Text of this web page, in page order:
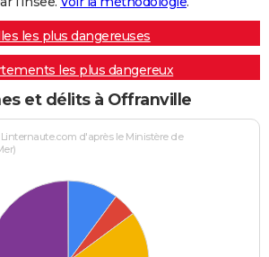
les plus dangereuses
les plus dangereux
et délits à Offranville
d'après le Ministère de